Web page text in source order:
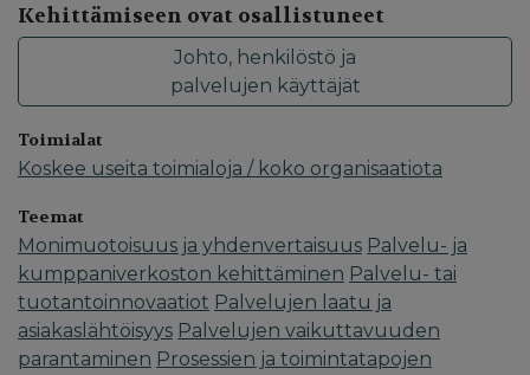
Kehittämiseen ovat osallistuneet
Johto, henkilöstö ja
palvelujen käyttäjät
Toimialat
Koskee useita toimialoja / koko organisaatiota
Teemat
Monimuotoisuus ja yhdenvertaisuus Palvelu- ja
kumppaniverkoston kehittäminen Palvelu- tai
tuotantoinnovaatiot Palvelujen laatu ja
asiakaslähtöisyys Palvelujen vaikuttavuuden
parantaminen Prosessien ja toimintatapojen